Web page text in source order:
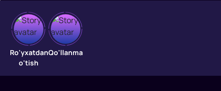
Terminal
"Terminal"
tragikomediya
Ro'yxatdan
o'tish
Qo'llanma